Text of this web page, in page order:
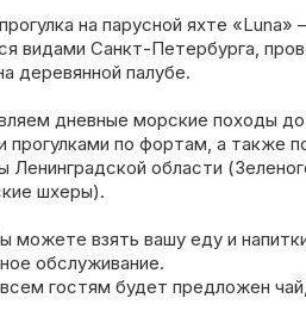
на парусной яхте
видами Санкт-Петербурга,
деревянной палубе.
дневные морские походы
прогулками по фортам, а также
Ленинградской области
шхеры).
можете взять вашу еду и
обслуживание.
гостям будет предложен